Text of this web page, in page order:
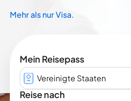
Mehr als nur Visa.
Mein Reisepass
Vereinigte Staaten
Reise nach